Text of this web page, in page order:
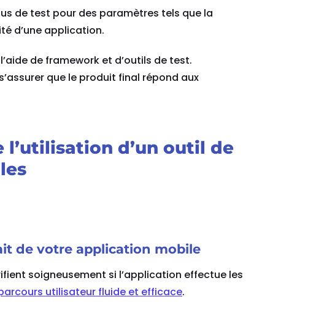
de test pour des paramètres tels que la
d’une application.
de framework et d’outils de test.
que le produit final répond aux
l’utilisation d’un outil de
de votre application mobile
soigneusement si l’application effectue les
utilisateur fluide et efficace.